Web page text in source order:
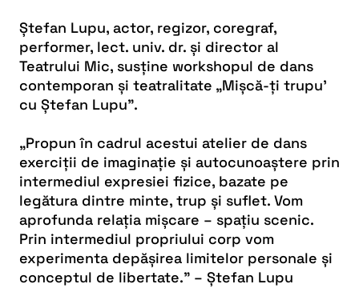
Ștefan Lupu, actor, regizor, coregraf,
performer, lect. univ. dr. și director al
Teatrului Mic, susține workshopul de dans
contemporan și teatralitate „Mișcă-ți trupu’
cu Ștefan Lupu”.
„Propun în cadrul acestui atelier de dans
exerciții de imaginație și autocunoaștere prin
intermediul expresiei fizice, bazate pe
legătura dintre minte, trup și suflet. Vom
aprofunda relația mișcare – spațiu scenic.
Prin intermediul propriului corp vom
experimenta depășirea limitelor personale și
conceptul de libertate.” – Ștefan Lupu